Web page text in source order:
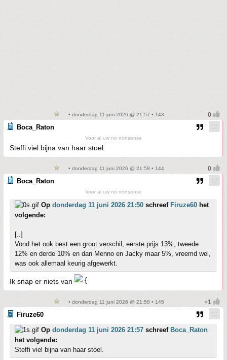
• donderdag 11 juni 2026 @ 21:57 • 143
Boca_Raton
Voor al uw no nonsense
Steffi viel bijna van haar stoel.
• donderdag 11 juni 2026 @ 21:58 • 144
Boca_Raton
Voor al uw no nonsense
Op donderdag 11 juni 2026 21:50 schreef Firuze60 het
volgende:
[..]
Vond het ook best een groot verschil, eerste prijs 13%, tweede
12% en derde 10% en dan Menno en Jacky maar 5%, vreemd wel,
was ook allemaal keurig afgewerkt.
Ik snap er niets van
• donderdag 11 juni 2026 @ 21:58 • 145
Firuze60
Op donderdag 11 juni 2026 21:57 schreef Boca_Raton
het volgende:
Steffi viel bijna van haar stoel.